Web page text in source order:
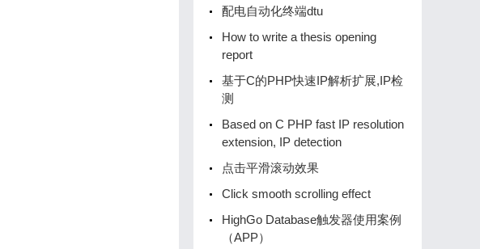
配电自动化终端dtu
How to write a thesis opening
report
基于C的PHP快速IP解析扩展,IP检
测
Based on C PHP fast IP resolution
extension, IP detection
点击平滑滚动效果
Click smooth scrolling effect
HighGo Database触发器使用案例
（APP）